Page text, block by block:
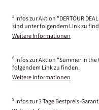
5 Infos zur Aktion "DERTOUR
sind unter folgendem Link zu
Weitere Informationen
6 Infos zur Aktion "Summer in the
folgendem Link zu finden.
Weitere Informationen
9 Infos zur 3 Tage Bestpreis-